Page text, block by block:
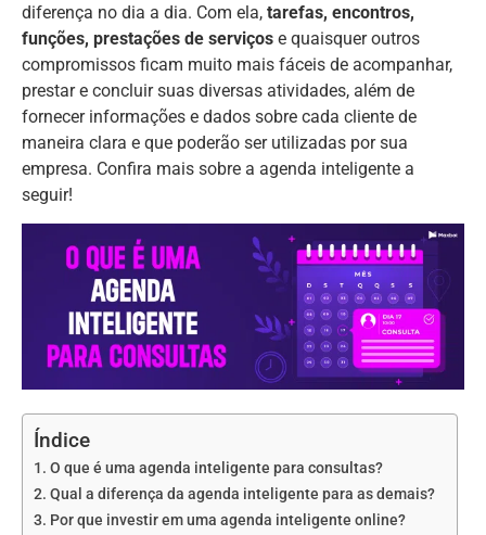
diferença no dia a dia. Com ela, tarefas, encontros,
funções, prestações de serviços e quaisquer outros
compromissos ficam muito mais fáceis de acompanhar,
prestar e concluir suas diversas atividades, além de
fornecer informações e dados sobre cada cliente de
maneira clara e que poderão ser utilizadas por sua
empresa. Confira mais sobre a agenda inteligente a
seguir!
Índice
O que é uma agenda inteligente para consultas?
Qual a diferença da agenda inteligente para as demais?
Por que investir em uma agenda inteligente online?